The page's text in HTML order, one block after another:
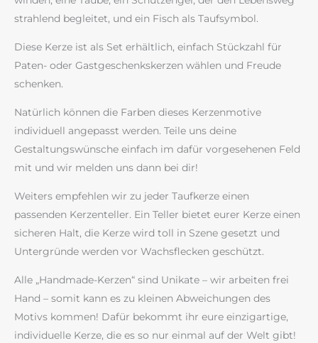
strahlend begleitet, und ein Fisch als Taufsymbol.
Diese Kerze ist als Set erhältlich, einfach Stückzahl für
Paten- oder Gastgeschenkskerzen wählen und Freude
schenken.
Natürlich können die Farben dieses Kerzenmotive
individuell angepasst werden. Teile uns deine
Gestaltungswünsche einfach im dafür vorgesehenen Feld
mit und wir melden uns dann bei dir!
Weiters empfehlen wir zu jeder Taufkerze einen
passenden Kerzenteller. Ein Teller bietet eurer Kerze einen
sicheren Halt, die Kerze wird toll in Szene gesetzt und
Untergründe werden vor Wachsflecken geschützt.
Alle „Handmade-Kerzen“ sind Unikate – wir arbeiten frei
Hand – somit kann es zu kleinen Abweichungen des
Motivs kommen! Dafür bekommt ihr eure einzigartige,
individuelle Kerze, die es so nur einmal auf der Welt gibt!